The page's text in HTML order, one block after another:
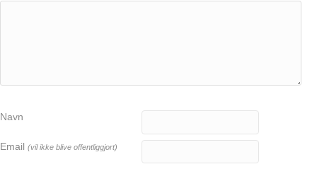
Navn
Email (vil ikke blive offentliggjort)